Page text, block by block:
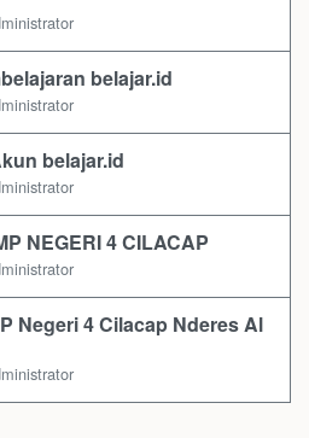
belajar.id
belajar.id
NEGERI 4 CILACAP
Negeri 4 Cilacap Nderes Al